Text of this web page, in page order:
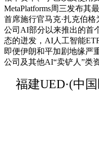
MetaPlatforms周三发布
首席施行官马克·扎克伯
公司AI部分以来推出的首
态的迸发，AI人工智能
即便伊朗和平加剧地缘严
公司及其他AI“卖铲人”类
福建UED·(中